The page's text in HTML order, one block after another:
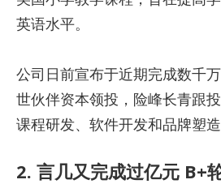
英语水平。
公司日前宣布于近期完成数千
世伙伴资本领投，险峰长青跟
课程研发、软件开发和品牌塑造
2. 言几又完成过亿元 B+